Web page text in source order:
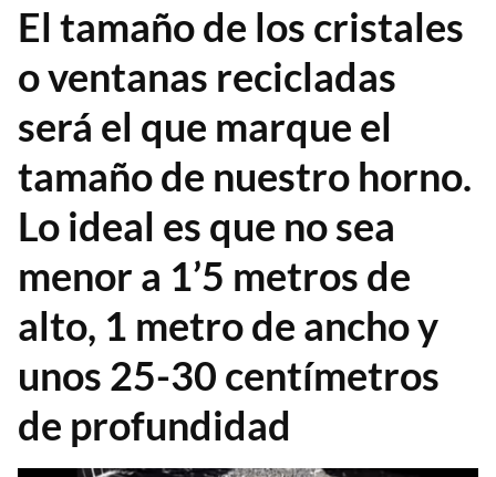
El tamaño de los cristales
o ventanas recicladas
será el que marque el
tamaño de nuestro horno.
Lo ideal es que no sea
menor a 1’5 metros de
alto, 1 metro de ancho y
unos 25-30 centímetros
de profundidad